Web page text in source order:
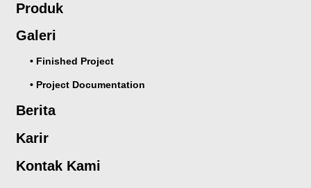
Produk
Galeri
• Finished Project
• Project Documentation
Berita
Karir
Kontak Kami